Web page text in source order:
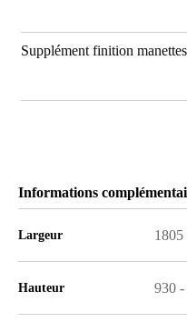
Supplément finition
Informations
Largeur 1805
Hauteur 930